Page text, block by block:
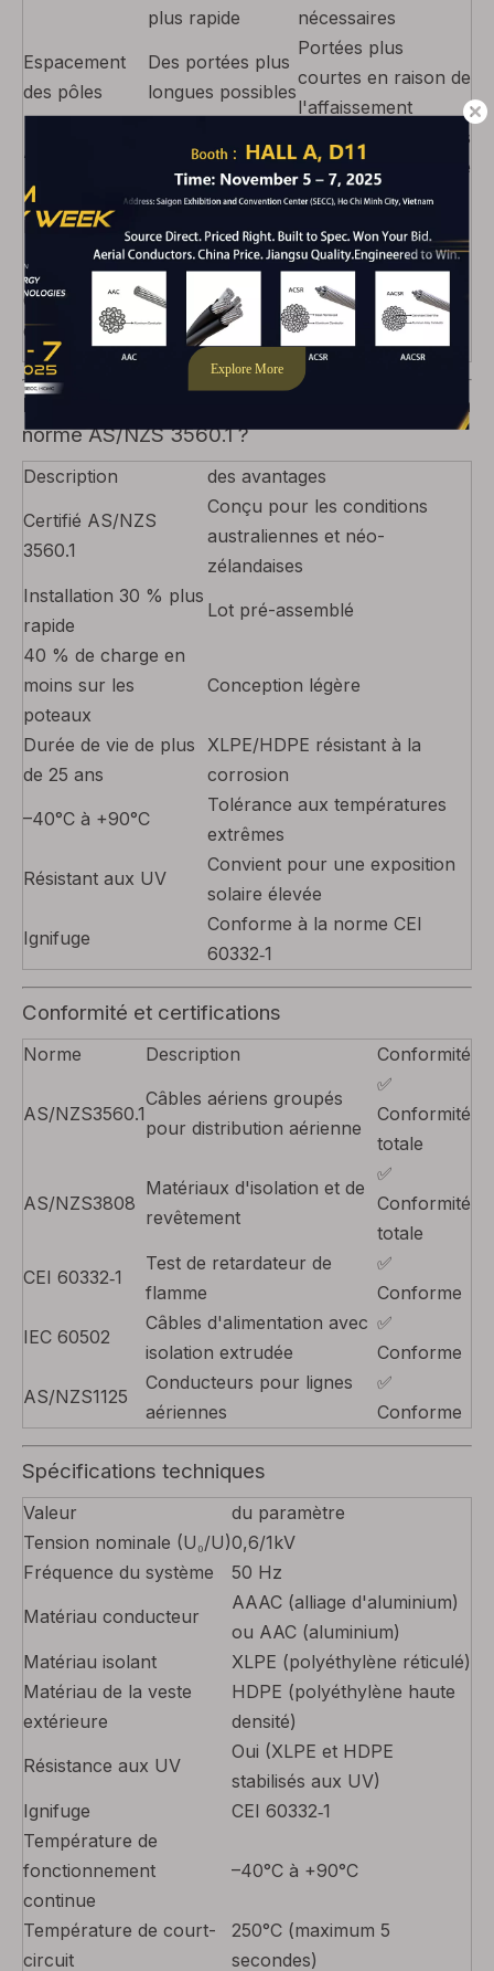
plus rapide
nécessaires
Espacement
des pôles
Des portées plus
longues possibles
Portées plus
courtes en raison de
l'affaissement
Autorisation
réduites
Un dégagement plus
grand est nécessaire
Entretien
Minime (pas
d’élagage urgent
des arbres)
Taille régulière des
arbres requise
Coût du cycle
de vie
Inférieur (moins
d’entretien)
Supérieur
(maintenance
continue)
Pourquoi choisir notre câble ABC conforme à la
norme AS/NZS 3560.1 ?
Description
des avantages
Certifié AS/NZS
3560.1
Conçu pour les conditions
australiennes et néo-
zélandaises
Installation 30 % plus
rapide
Lot pré-assemblé
40 % de charge en
moins sur les
poteaux
Conception légère
Durée de vie de plus
de 25 ans
XLPE/HDPE résistant à la
corrosion
–40°C à +90°C
Tolérance aux températures
extrêmes
Résistant aux UV
Convient pour une exposition
solaire élevée
Ignifuge
Conforme à la norme CEI
60332‑1
Conformité et certifications
Norme Description Conformité
AS/NZS3560.1
Câbles aériens groupés
pour distribution aérienne
✅
Conformité
totale
AS/NZS3808
Matériaux d'isolation et de
revêtement
✅
Conformité
totale
CEI 60332‑1
Test de retardateur de
flamme
✅
Conforme
IEC 60502
Câbles d'alimentation avec
isolation extrudée
✅
Conforme
AS/NZS1125
Conducteurs pour lignes
aériennes
✅
Conforme
Spécifications techniques
Valeur
du paramètre
Tension nominale (U₀/U)0,6/1kV
Fréquence du système
50 Hz
Matériau conducteur
AAAC (alliage d'aluminium)
ou AAC (aluminium)
Matériau isolant
XLPE (polyéthylène réticulé)
Matériau de la veste
extérieure
HDPE (polyéthylène haute
densité)
Résistance aux UV
Oui (XLPE et HDPE
stabilisés aux UV)
Ignifuge
CEI 60332‑1
Température de
fonctionnement
continue
–40°C à +90°C
Température de court-
circuit
250°C (maximum 5
secondes)